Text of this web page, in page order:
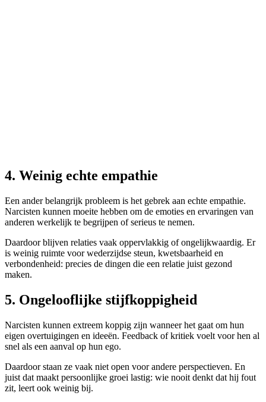
4. Weinig echte empathie
Een ander belangrijk probleem is het gebrek aan echte empathie.
Narcisten kunnen moeite hebben om de emoties en ervaringen van
anderen werkelijk te begrijpen of serieus te nemen.
Daardoor blijven relaties vaak oppervlakkig of ongelijkwaardig. Er
is weinig ruimte voor wederzijdse steun, kwetsbaarheid en
verbondenheid: precies de dingen die een relatie juist gezond
maken.
5. Ongelooflijke stijfkoppigheid
Narcisten kunnen extreem koppig zijn wanneer het gaat om hun
eigen overtuigingen en ideeën. Feedback of kritiek voelt voor hen al
snel als een aanval op hun ego.
Daardoor staan ze vaak niet open voor andere perspectieven. En
juist dat maakt persoonlijke groei lastig: wie nooit denkt dat hij fout
zit, leert ook weinig bij.